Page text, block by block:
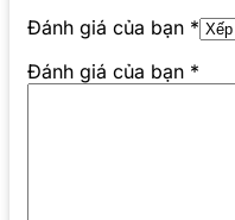
Đánh giá của bạn *
Đánh giá của bạn *